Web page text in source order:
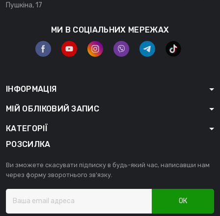
Пушкіна, 17
МИ В СОЦІАЛЬНИХ МЕРЕЖАХ
ІНФОРМАЦІЯ
МІЙ ОБЛІКОВИЙ ЗАПИС
КАТЕГОРІЇ
РОЗСИЛКА
Ви зможете скасувати підписку в будь-який час, написавши нам
через форму зворотнього зв'язку.
ОК